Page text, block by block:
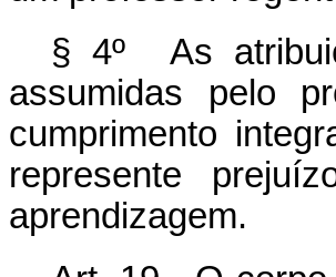
§ 4º As
assumidas pelo
cumprimento
represente
aprendizagem.